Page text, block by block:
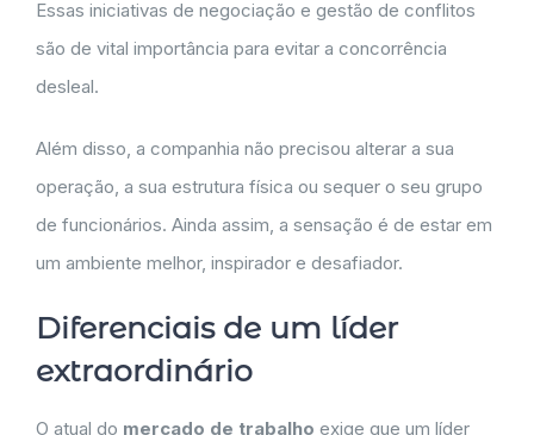
Essas iniciativas de negociação e gestão de conflitos
são de vital importância para evitar a concorrência
desleal.
Além disso, a companhia não precisou alterar a sua
operação, a sua estrutura física ou sequer o seu grupo
de funcionários. Ainda assim, a sensação é de estar em
um ambiente melhor, inspirador e desafiador.
Diferenciais de um líder
extraordinário
O atual do mercado de trabalho exige que um líder